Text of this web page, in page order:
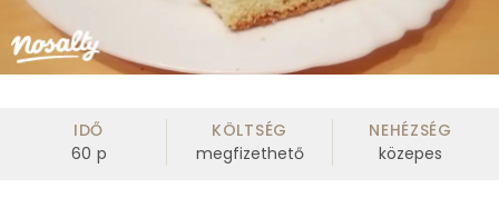
IDŐ
60 p
KÖLTSÉG
megfizethető
NEHÉZSÉG
közepes